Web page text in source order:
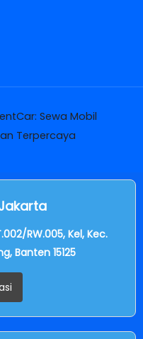
Sewa Mobil
Terpercaya
RW.005, Kel, Kec.
Banten 15125